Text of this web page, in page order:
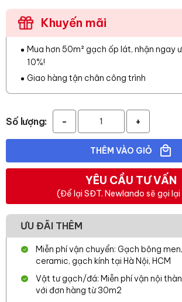
Khuyến mãi
Mua hơn 50m² gạch ốp lát, nhận ngay
10%!
Giao hàng tận chân công trình
Số lượng: - +
THÊM VÀO GIỎ
YÊU CẦU TƯ VẤN
(Để lại SĐT. Newlando sẽ gọi
ƯU ĐÃI THÊM
Miễn phí vận chuyển: Gạch bông
ceramic, gạch kính tại Hà Nội, HCM
Vật tư gạch/đá: Miễn phí vận nội
với đơn hàng từ 30m2